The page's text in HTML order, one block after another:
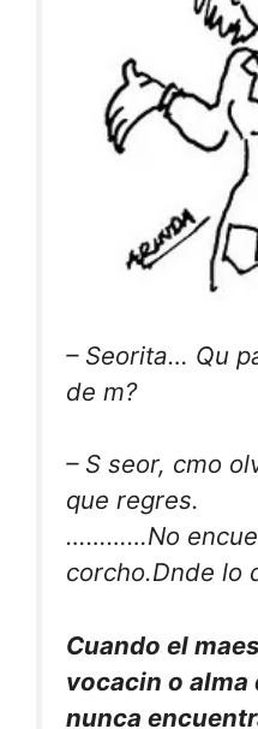
– Seorita… Qu
de m?
– S seor, cmo
que regres.
…………No
corcho.Dnde lo
Cuando el
vocacin o alma
nunca